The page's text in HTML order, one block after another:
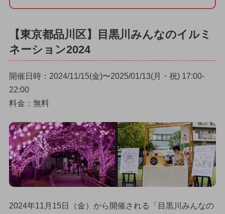
【東京都品川区】目黒川みんなのイルミ
ネーション2024
開催日時：2024/11/15(金)〜2025/01/13(月・祝) 17:00-
22:00
料金：無料
2024年11月15日（金）から開催される「目黒川みんなの